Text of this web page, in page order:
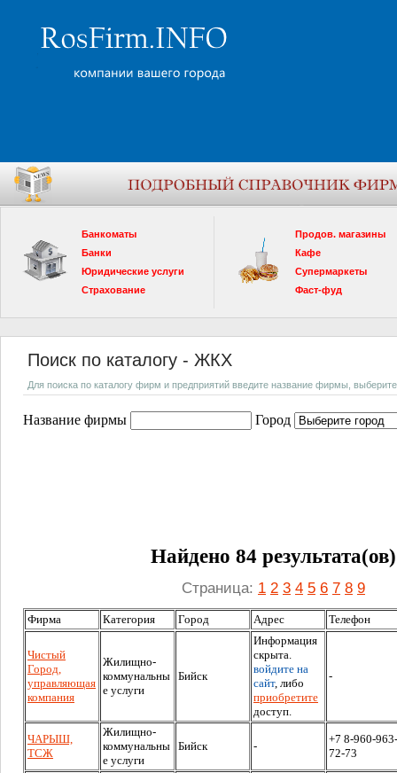
Банкоматы
Банки
Юридические услуги
Страхование
Продов. магазины
Кафе
Супермаркеты
Фаст-фуд
Поиск по каталогу - ЖКХ
Для поиска по каталогу фирм и предприятий введите название фирмы, выберите
Название фирмы Город
Найдено 84 результата(ов)
Страница: 1 2 3 4 5 6 7 8 9
Фирма Категория Город Адрес Телефон
Чистый
Город,
управляющая
компания
Жилищно-
коммунальны
е услуги
Бийск
Информация
скрыта.
войдите на
сайт, либо
приобретите
доступ.
-
ЧАРЫШ,
ТСЖ
Жилищно-
коммунальны
е услуги
Бийск -
+7 8-960-963-
72-73